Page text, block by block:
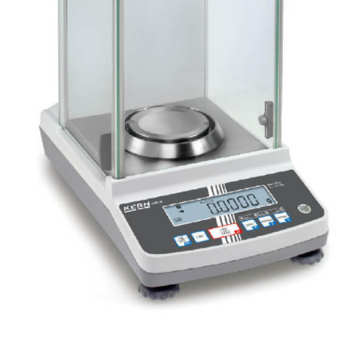
wys.):
210 x 333 x 338 mm
wyświetlacz:
LCD z podświetleniem
wbudowany jonizator:
nie
zasilacz sieciowy:
zasilacz zew.